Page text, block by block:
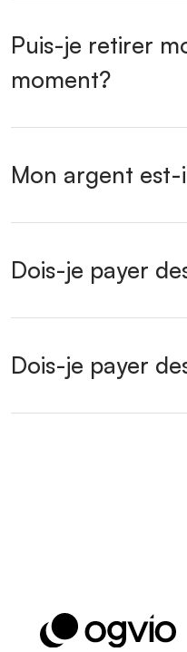
Puis-je retirer
moment?
Mon argent
Dois-je payer
Dois-je payer